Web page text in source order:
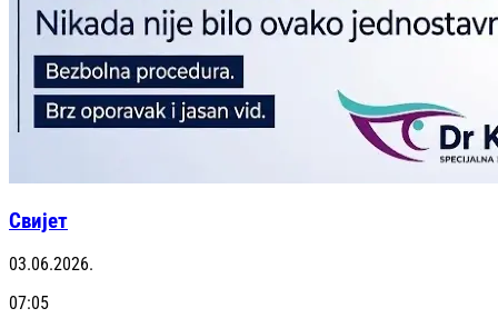
Свијет
03.06.2026.
07:05